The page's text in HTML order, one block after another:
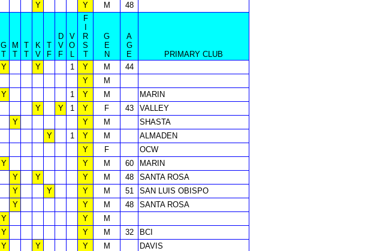
Y Y M 48
G
T
M
T
T
T
K
V
T
F
D
V
F
V
O
L
F
R
S
T
G
E
N
A
G
E
PRIMARY CLUB
Y Y 1 Y M
44
Y
M
Y 1 Y M
MARIN
Y Y 1 Y F 43
VALLEY
Y Y M
SHASTA
Y 1 Y M
ALMADEN
Y F
OCW
Y Y M 60
MARIN
Y Y Y M 48
SANTA ROSA
Y Y Y M 51
SAN LUIS OBISPO
Y Y M 48
SANTA ROSA
Y Y
M
Y Y M 32
BCI
Y Y Y M
DAVIS